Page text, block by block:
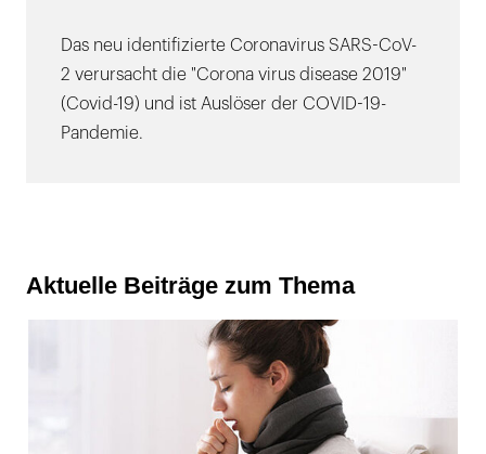
Das neu identifizierte Coronavirus SARS-CoV-
2 verursacht die "Corona virus disease 2019"
(Covid-19) und ist Auslöser der COVID-19-
Pandemie.
Aktuelle Beiträge zum Thema